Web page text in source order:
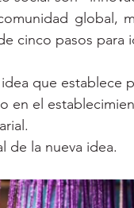
global,
cinco pasos para
que establece
en el
de la nueva idea.